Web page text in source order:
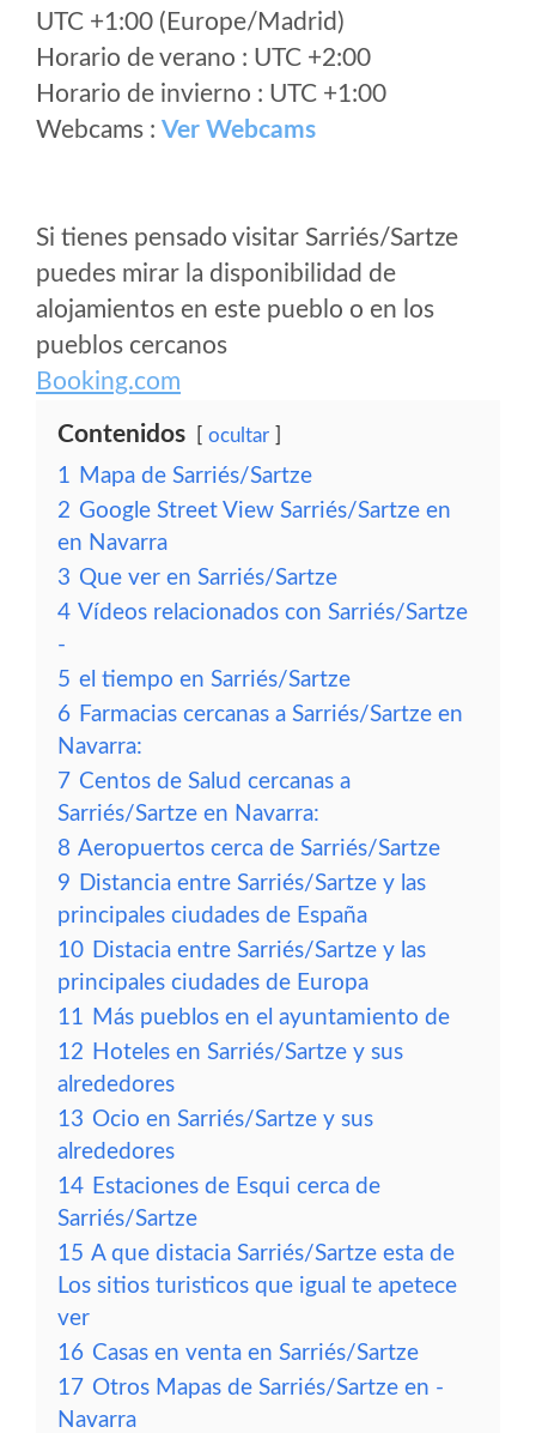
UTC +1:00 (Europe/Madrid)
Horario de verano : UTC +2:00
Horario de invierno : UTC +1:00
Webcams : Ver Webcams
Si tienes pensado visitar Sarriés/Sartze
puedes mirar la disponibilidad de
alojamientos en este pueblo o en los
pueblos cercanos
Booking.com
Contenidos ocultar
1 Mapa de Sarriés/Sartze
2 Google Street View Sarriés/Sartze en
en Navarra
3 Que ver en Sarriés/Sartze
4 Vídeos relacionados con Sarriés/Sartze
-
5 el tiempo en Sarriés/Sartze
6 Farmacias cercanas a Sarriés/Sartze en
Navarra:
7 Centos de Salud cercanas a
Sarriés/Sartze en Navarra:
8 Aeropuertos cerca de Sarriés/Sartze
9 Distancia entre Sarriés/Sartze y las
principales ciudades de España
10 Distacia entre Sarriés/Sartze y las
principales ciudades de Europa
11 Más pueblos en el ayuntamiento de
12 Hoteles en Sarriés/Sartze y sus
alrededores
13 Ocio en Sarriés/Sartze y sus
alrededores
14 Estaciones de Esqui cerca de
Sarriés/Sartze
15 A que distacia Sarriés/Sartze esta de
Los sitios turisticos que igual te apetece
ver
16 Casas en venta en Sarriés/Sartze
17 Otros Mapas de Sarriés/Sartze en -
Navarra